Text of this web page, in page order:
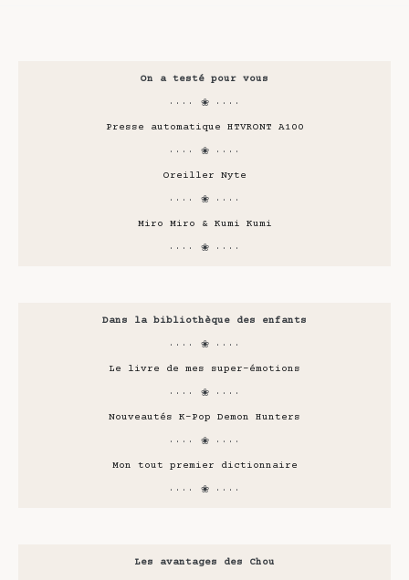
On a testé pour vous
···· ❀ ····
Presse automatique HTVRONT A100
···· ❀ ····
Oreiller Nyte
···· ❀ ····
Miro Miro & Kumi Kumi
···· ❀ ····
Dans la bibliothèque des enfants
···· ❀ ····
Le livre de mes super-émotions
···· ❀ ····
Nouveautés K-Pop Demon Hunters
···· ❀ ····
Mon tout premier dictionnaire
···· ❀ ····
Les avantages des Chou